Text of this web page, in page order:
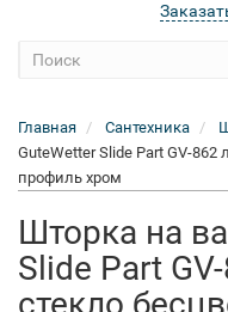
Главная Сантехника
GuteWetter Slide Part GV-862
профиль хром
Шторка на
Slide Part